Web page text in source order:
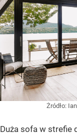
Żródło:
Duża sofa w strefie